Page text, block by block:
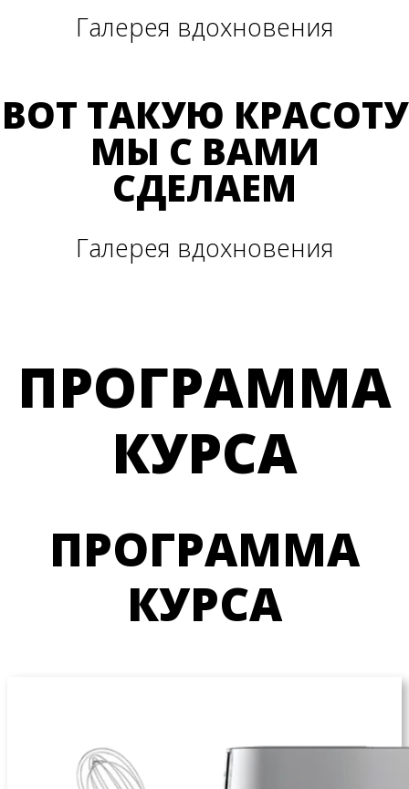
Галерея вдохновения
ВОТ ТАКУЮ КРАСОТУ
МЫ С ВАМИ
СДЕЛАЕМ
Галерея вдохновения
ПРОГРАММА
КУРСА
ПРОГРАММА
КУРСА